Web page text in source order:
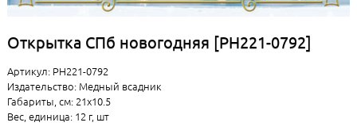
Открытка СПб новогодняя [РН221-0792]
Артикул: РН221-0792
Издательство: Медный всадник
Габариты, см: 21x10.5
Вес, единица: 12 г, шт